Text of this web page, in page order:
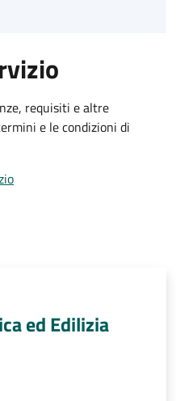
requisiti e altre
e le condizioni di
ed Edilizia